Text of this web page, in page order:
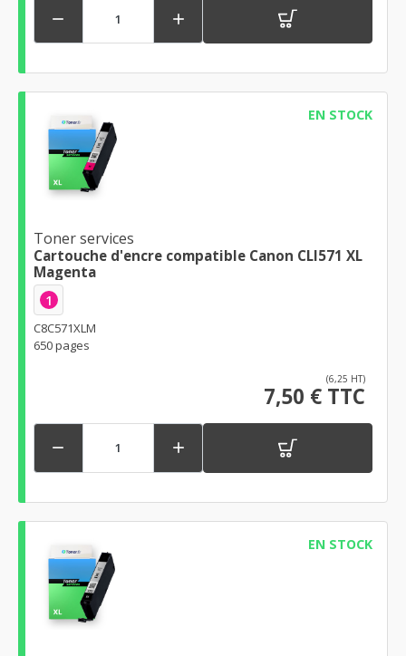
 
EN STOCK
Toner services
Cartouche d'encre compatible Canon CLI571 XL
Magenta
1
C8C571XLM
650 pages
(6,25 HT)
7,50 € TTC
 
EN STOCK